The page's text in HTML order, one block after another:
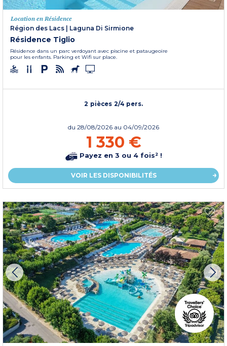
Location en Résidence
Région des Lacs
Laguna Di Sirmione
Résidence Tiglio
Résidence dans un parc verdoyant avec piscine et pataugeoire
pour les enfants. Parking et Wifi sur place.
2 pièces 2/4 pers.
du 28/08/2026 au 04/09/2026
1 330 €
Payez en 3 ou 4 fois² !
VOIR LES DISPONIBILITÉS